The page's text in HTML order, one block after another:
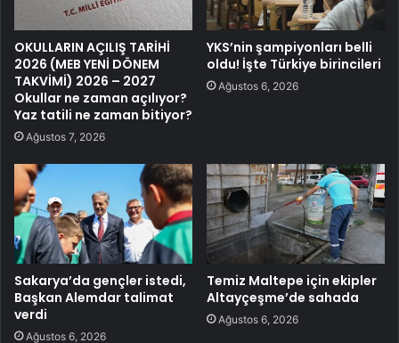
OKULLARIN AÇILIŞ TARİHİ
2026 (MEB YENİ DÖNEM
TAKVİMİ) 2026 – 2027
Okullar ne zaman açılıyor?
Yaz tatili ne zaman bitiyor?
Ağustos 7, 2026
YKS’nin şampiyonları belli
oldu! İşte Türkiye birincileri
Ağustos 6, 2026
Sakarya’da gençler istedi,
Başkan Alemdar talimat
verdi
Ağustos 6, 2026
Temiz Maltepe için ekipler
Altayçeşme’de sahada
Ağustos 6, 2026